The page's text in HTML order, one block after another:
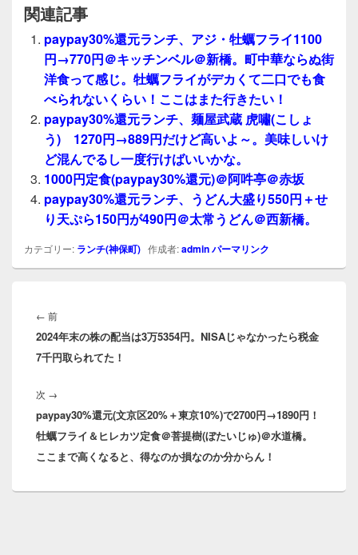
関連記事
paypay30%還元ランチ、アジ・牡蠣フライ1100
円→770円＠キッチンベル＠新橋。町中華ならぬ街
洋食って感じ。牡蠣フライがデカくて二口でも食
べられないくらい！ここはまた行きたい！
paypay30%還元ランチ、麺屋武蔵 虎嘯(こしょ
う) 1270円→889円だけど高いよ～。美味しいけ
ど混んでるし一度行けばいいかな。
1000円定食(paypay30%還元)＠阿吽亭＠赤坂
paypay30%還元ランチ、うどん大盛り550円＋せ
り天ぷら150円が490円＠太常うどん＠西新橋。
カテゴリー: ランチ(神保町) 作成者:adminパーマリンク
稿
ナ
ビ
ゲ
シ
ョ
ン
← 前前
の
投
2024年末の株の配当は3万5354円。NISAじゃなかったら税金
7千円取られてた！
次 →
の
投
稿:
paypay30%還元(文京区20%＋東京10%)で2700円→1890円！
牡蠣フライ＆ヒレカツ定食＠菩提樹(ぼたいじゅ)＠水道橋。
ここまで高くなると、得なのか損なのか分からん！